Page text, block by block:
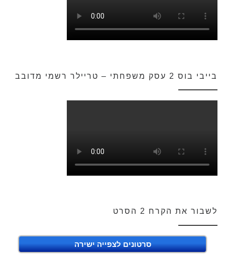
בייבי בוס 2 עסק משפחתי – טריילר רשמי מדובב
לשבור את הקרח 2 הסרט
סרטונים לצפייה ישירה